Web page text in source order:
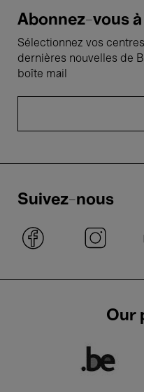
Abonnez-vous
Sélectionnez vos
dernières nouvelles de
boîte mail
Suivez-nous
Our